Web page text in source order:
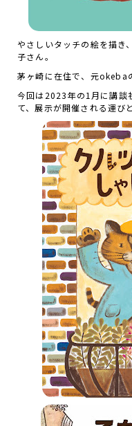
やさしいタッチの絵を描き
子さん。
茅ヶ崎に在住で、元okeba
今回は2023年の1月に講談
て、展示が開催される運び